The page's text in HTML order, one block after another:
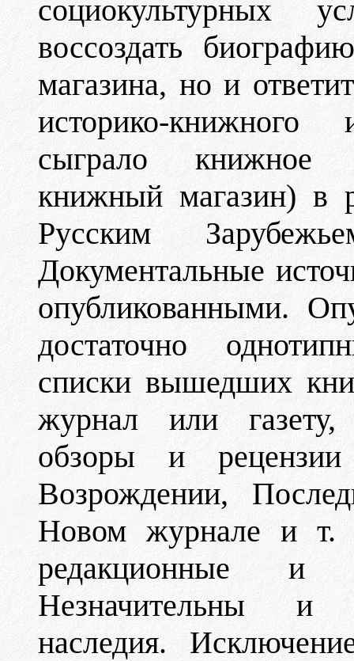
социокультурных
воссоздать
магазина, но и
историко-
сыграло книжное
книжный магазин) в
Русским
Документальные
опубликованными.
достаточно
списки вышедших
журнал или газету,
обзоры и
Возрождении,
Новом журнале и т.
редакционные и
Незначительны и
наследия.